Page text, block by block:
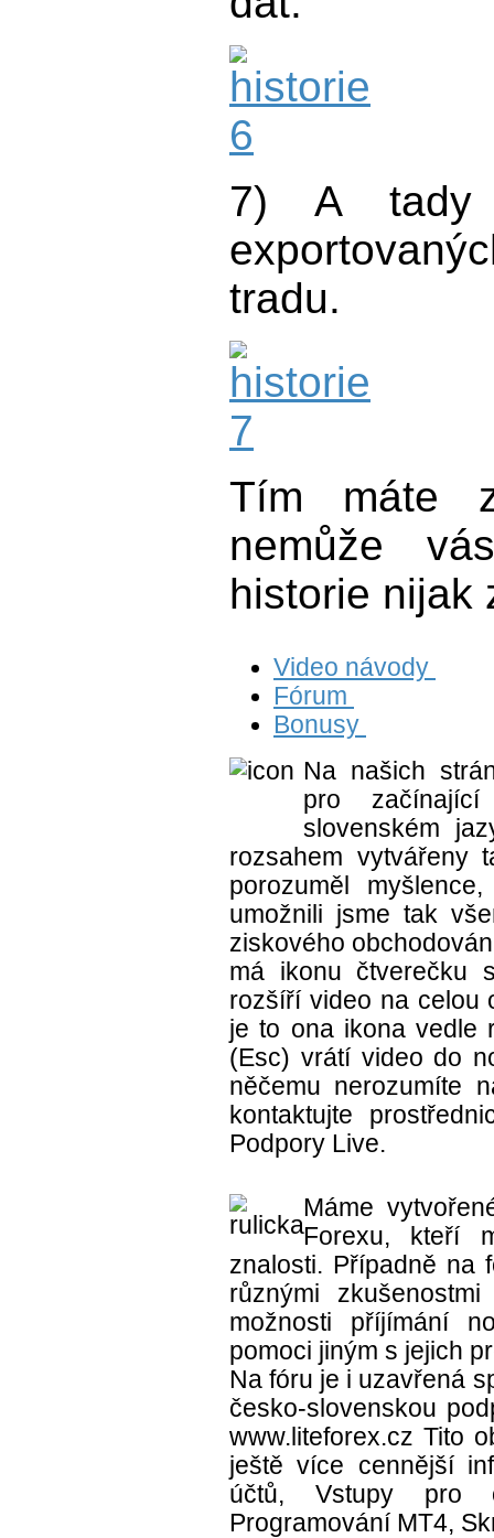
7) A tady
tradu.
Tím máte
nemůže
historie nijak
Video návody
Fórum
Bonusy
Na našich
pro
slovenském
rozsahem vytvářeny
porozuměl
umožnili jsme tak
ziskového
má ikonu čtverečku
rozšíří video na celou
je to ona ikona vedle
(Esc) vrátí video do
něčemu nerozumíte
kontaktujte
Podpory Live.
Máme
Forexu, kteří
znalosti. Případně na
různými
možnosti příjímání
pomoci jiným s jejich
Na fóru je i uzavřená
česko-slovenskou
www.liteforex.cz Tito
ještě více cennější
účtů, Vstupy pro
Programování MT4,